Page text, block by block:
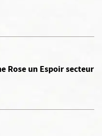
Rose un Espoir secteur